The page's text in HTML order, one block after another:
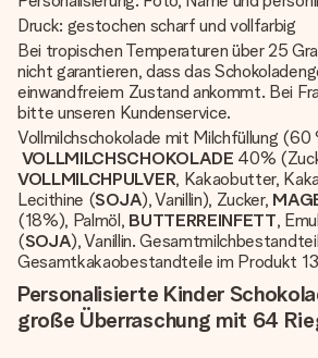
Druck: gestochen scharf und vollfarbig
Bei tropischen Temperaturen über 25
nicht garantieren, dass das
einwandfreiem Zustand ankommt. Bei
bitte unseren Kundenservice.
Vollmilchschokolade mit Milchfüllung (60
VOLLMILCHSCHOKOLADE 40%
VOLLMILCHPULVER, Kakaobutter,
Lecithine (SOJA), Vanillin), Zucker,
(18%), Palmöl, BUTTERREINFETT,
(SOJA), Vanillin.
Gesamtkakaobestandteile im Produkt
Personalisierte Kinder
große Überraschung mit 64